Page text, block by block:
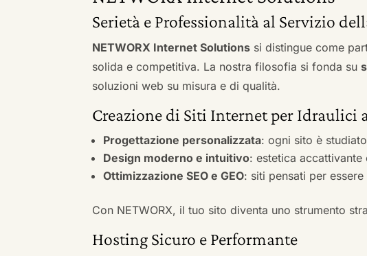
Serietà e Professionalità al Servizio
NETWORX Internet Solutions si distingue come
solida e competitiva. La nostra filosofia si fonda su
soluzioni web su misura e di qualità.
Creazione di Siti Internet per Idraulici
Progettazione personalizzata: ogni sito è
Design moderno e intuitivo: estetica
Ottimizzazione SEO e GEO: siti pensati per
Con NETWORX, il tuo sito diventa uno strumento
Hosting Sicuro e Performante